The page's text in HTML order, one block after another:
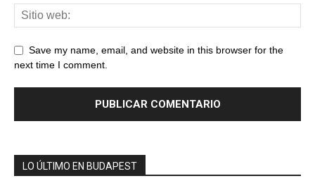
Save my name, email, and website in this browser for the
next time I comment.
LO ÚLTIMO EN BUDAPEST